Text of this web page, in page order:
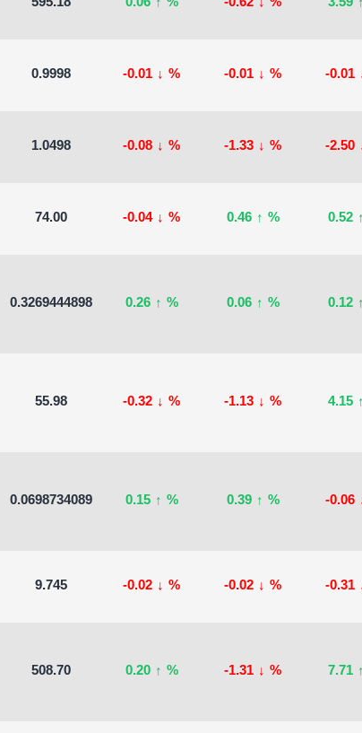
0.9998 -0.01 ↓ % -0.01 ↓ % -0.01
1.0498 -0.08 ↓ % -1.33 ↓ % -2.50
74.00 -0.04 ↓ % 0.46 ↑ % 0.52 ↑
0.3269444898 0.26 ↑ % 0.06 ↑ % 0.12 ↑
55.98 -0.32 ↓ % -1.13 ↓ % 4.15 ↑
0.0698734089 0.15 ↑ % 0.39 ↑ % -0.06
9.745 -0.02 ↓ % -0.02 ↓ % -0.31
508.70 0.20 ↑ % -1.31 ↓ % 7.71 ↑